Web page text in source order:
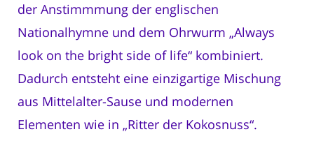
der Anstimmmung der englischen
Nationalhymne und dem Ohrwurm „Always
look on the bright side of life“ kombiniert.
Dadurch entsteht eine einzigartige Mischung
aus Mittelalter-Sause und modernen
Elementen wie in „Ritter der Kokosnuss“.